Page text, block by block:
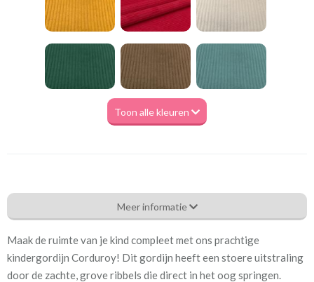
Toon alle kleuren
Tk_Lagos - Corduroy 27 elephant
Eigenschappen gordijnstof
Artikelnummer
Tk_Lagos - Corduroy 27
elephant
Meer informatie
Maak de ruimte van je kind compleet met ons prachtige
kindergordijn Corduroy! Dit gordijn heeft een stoere uitstraling
door de zachte, grove ribbels die direct in het oog springen.